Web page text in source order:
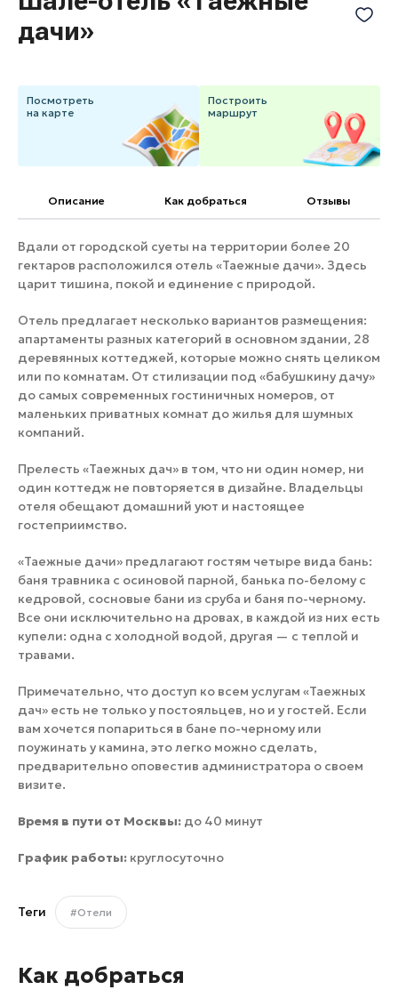
Горнолыжные клубы
Спецпроекты
Федоскинская фабрика
Пикник в Подмосковье
Особо охраняемые
природные территории
дачи»
Посмотреть
на карте
Построить
маршрут
Описание Как добраться Отзывы
Вдали от городской суеты на территории более 20
гектаров расположился отель «Таежные дачи». Здесь
царит тишина, покой и единение с природой.
Отель предлагает несколько вариантов размещения:
апартаменты разных категорий в основном здании, 28
деревянных коттеджей, которые можно снять целиком
или по комнатам. От стилизации под «бабушкину дачу»
до самых современных гостиничных номеров, от
маленьких приватных комнат до жилья для шумных
компаний.
Прелесть «Таежных дач» в том, что ни один номер, ни
один коттедж не повторяется в дизайне. Владельцы
отеля обещают домашний уют и настоящее
гостеприимство.
«Таежные дачи» предлагают гостям четыре вида бань:
баня травника с осиновой парной, банька по-белому с
кедровой, сосновые бани из сруба и баня по-черному.
Все они исключительно на дровах, в каждой из них есть
купели: одна с холодной водой, другая — с теплой и
травами.
Примечательно, что доступ ко всем услугам «Таежных
дач» есть не только у постояльцев, но и у гостей. Если
вам хочется попариться в бане по-черному или
поужинать у камина, это легко можно сделать,
предварительно оповестив администратора о своем
визите.
Время в пути от Москвы: до 40 минут
График работы: круглосуточно
Теги #Отели
Как добраться